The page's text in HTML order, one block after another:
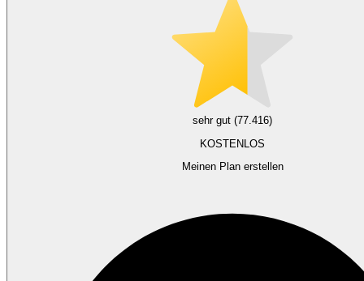
sehr gut (77.416)
KOSTENLOS
Meinen Plan erstellen